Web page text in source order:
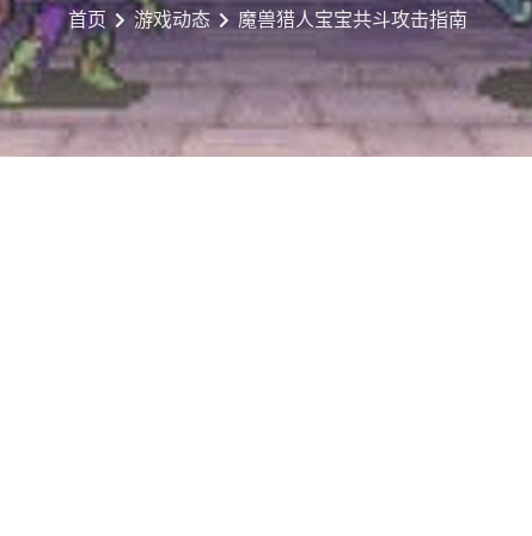
首页 游戏动态 魔兽猎人宝宝共斗攻击指南